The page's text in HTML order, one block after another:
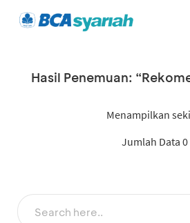
Hasil Penemuan:
Menampilkan
Jumlah Data 0